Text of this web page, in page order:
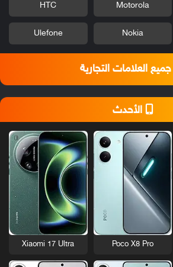
Motorola
HTC
Nokia
Ulefone
جميع العلامات التجارية
الأحدث
Poco X8 Pro
Xiaomi 17 Ultra